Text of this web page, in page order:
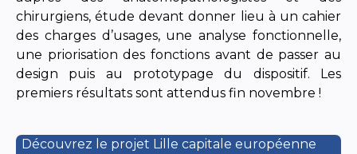
chirurgiens, étude devant donner lieu à un cahier
des charges d’usages, une analyse fonctionnelle,
une priorisation des fonctions avant de passer au
design puis au prototypage du dispositif. Les
premiers résultats sont attendus fin novembre !
Découvrez le projet Lille capitale européenne